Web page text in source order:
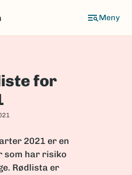
Meny
for
2021 er en
som har risiko
Rødlista er